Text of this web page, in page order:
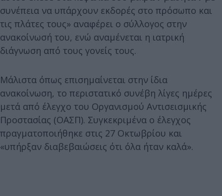
συνέπεια να υπάρχουν εκδορές στο πρόσωπο και
τις πλάτες τους» αναφέρει ο σύλλογος στην
ανακοίνωσή του, ενώ αναμένεται η ιατρική
διάγνωση από τους γονείς τους.
Μάλιστα όπως επισημαίνεται στην ίδια
ανακοίνωση, το περιστατικό συνέβη λίγες ημέρες
μετά από έλεγχο του Οργανισμού Αντισεισμικής
Προστασίας (ΟΑΣΠ). Συγκεκριμένα ο έλεγχος
πραγματοποιήθηκε στις 27 Οκτωβρίου και
«υπήρξαν διαβεβαιώσεις ότι όλα ήταν καλά».